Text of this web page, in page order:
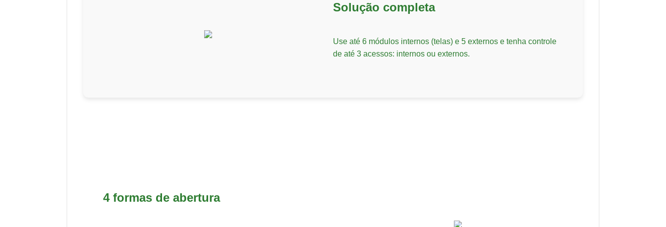
Solução completa
Use até 6 módulos internos (telas) e 5 externos e tenha controle
de até 3 acessos: internos ou externos.
4 formas de abertura